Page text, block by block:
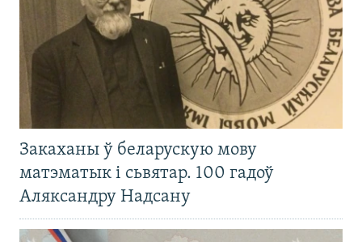
Закаханы ў беларускую мову
матэматык і сьвятар. 100 гадоў
Аляксандру Надсану